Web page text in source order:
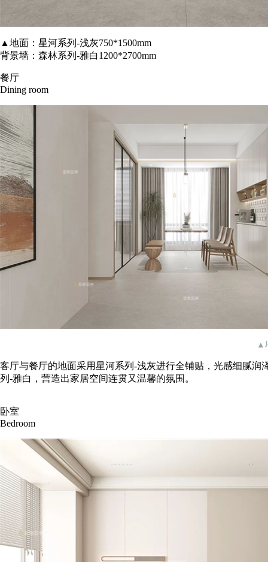
▲地面：星河系列-浅灰750*1500mm
背景墙：森林系列-雅白1200*2700mm
餐厅
Dining room
▲
客厅与餐厅的地面采用星河系列-浅灰进行全铺贴，光感细腻
列-雅白，营造出家居空间连贯又温馨的氛围。
卧室
Bedroom